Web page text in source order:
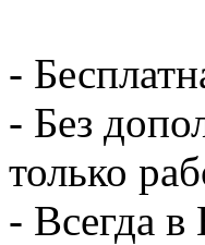
-
- Без
только
- Всегда